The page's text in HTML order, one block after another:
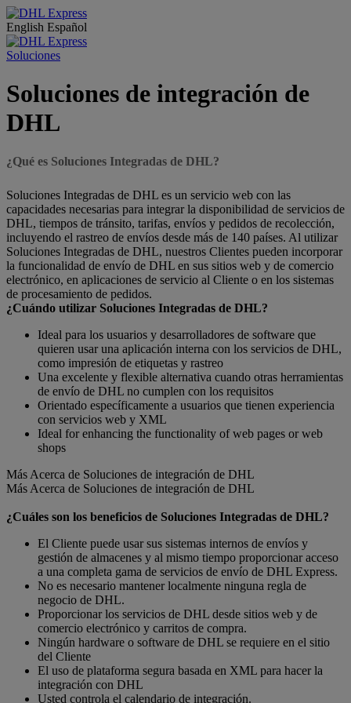
English Español
Soluciones
Soluciones de integración de
DHL
¿Qué es Soluciones Integradas de DHL?
Soluciones Integradas de DHL es un servicio web con las
capacidades necesarias para integrar la disponibilidad de servicios de
DHL, tiempos de tránsito, tarifas, envíos y pedidos de recolección,
incluyendo el rastreo de envíos desde más de 140 países. Al utilizar
Soluciones Integradas de DHL, nuestros Clientes pueden incorporar
la funcionalidad de envío de DHL en sus sitios web y de comercio
electrónico, en aplicaciones de servicio al Cliente o en los sistemas
de procesamiento de pedidos.
¿Cuándo utilizar Soluciones Integradas de DHL?
Ideal para los usuarios y desarrolladores de software que
quieren usar una aplicación interna con los servicios de DHL,
como impresión de etiquetas y rastreo
Una excelente y flexible alternativa cuando otras herramientas
de envío de DHL no cumplen con los requisitos
Orientado específicamente a usuarios que tienen experiencia
con servicios web y XML
Ideal for enhancing the functionality of web pages or web
shops
Más Acerca de Soluciones de integración de DHL
Más Acerca de Soluciones de integración de DHL
¿Cuáles son los beneficios de Soluciones Integradas de DHL?
El Cliente puede usar sus sistemas internos de envíos y
gestión de almacenes y al mismo tiempo proporcionar acceso
a una completa gama de servicios de envío de DHL Express.
No es necesario mantener localmente ninguna regla de
negocio de DHL.
Proporcionar los servicios de DHL desde sitios web y de
comercio electrónico y carritos de compra.
Ningún hardware o software de DHL se requiere en el sitio
del Cliente
El uso de plataforma segura basada en XML para hacer la
integración con DHL
Usted controla el calendario de integración.